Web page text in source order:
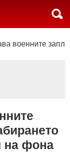
военните
на фона